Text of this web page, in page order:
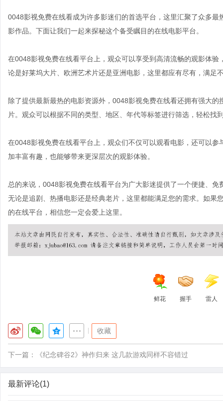
0048影视免费在线看成为许多影迷们的首选平台，这里汇聚了众多
影作品。下面让我们一起来探秘这个备受瞩目的在线电影平台。
在0048影视免费在线看平台上，观众可以享受到高清流畅的观影体
论是好莱坞大片、欧洲艺术片还是亚洲电影，这里都应有尽有，满足
除了提供最新最热的电影资源外，0048影视免费在线看还拥有强大
片。观众可以根据不同的类型、地区、年代等标签进行筛选，轻松找
在0048影视免费在线看平台上，观众们不仅可以观看电影，还可以
加丰富有趣，也能够带来更深层次的观影体验。
总的来说，0048影视免费在线看平台为广大影迷提供了一个便捷、
无论是追剧、热播电影还是经典老片，这里都能满足您的需求。如果
的在线平台，相信您一定会爱上这里。
鲜花 握手 雷人
收藏
下一篇： 《纪念碑谷2》神作归来 这几款游戏同样不容错过
最新评论(1)